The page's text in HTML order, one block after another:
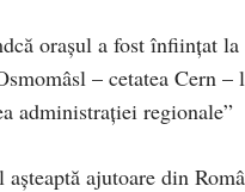
orașul a fost înființat la
– cetatea Cern
administrației regionale”
așteaptă ajutoare din